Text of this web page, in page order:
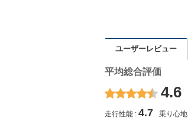
ユーザーレビュー
平均総合評価
4.6
走行性能 4.7 乗り心地